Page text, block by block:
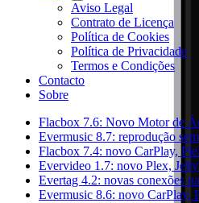
Aviso Legal
Contrato de Licença
Política de Cookies
Política de Privacidade
Termos e Condições
Contacto
Sobre
Flacbox 7.6: Novo Motor de
Evermusic 8.7: reprodução
Flacbox 7.4: novo CarPlay,
Evervideo 1.7: novo Plex,
Evertag 4.2: novas conexões
Evermusic 8.6: novo CarPlay,